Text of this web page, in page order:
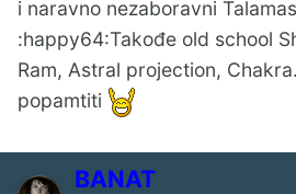
i naravno nezaboravni
:happy64:Takođe old school
Ram, Astral projection,
popamtiti
BANAT